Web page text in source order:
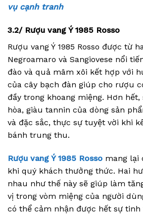
vụ cạnh tranh
3.2/ Rượu vang Ý 1985 Rosso
Rượu vang Ý 1985 Rosso được từ
Negroamaro và Sangiovese nổi
đào và quả mâm xôi kết hợp với
của cây bạch đàn giúp cho rượu
đầy trong khoang miệng. Hơn
hòa, giàu tannin của dòng sản
và đặc sắc, thực sự tuyệt vời khi
bánh trung thu.
Rượu vang Ý 1985 Rosso mang lại
khi quý khách thưởng thức. Hai
nhau như thế này sẽ giúp làm
vị trong vòm miệng của người
có thể cảm nhận được hết sự